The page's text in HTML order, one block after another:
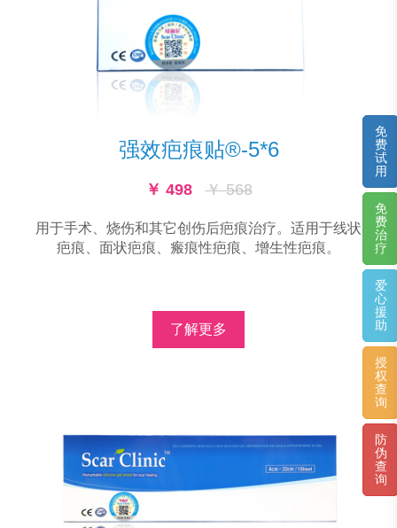
强效疤痕贴®-5*6
￥ 498 ￥ 568
用于手术、烧伤和其它创伤后疤痕治疗。适用于线状
疤痕、面状疤痕、瘢痕性疤痕、增生性疤痕。
了解更多
免
费
试
用
免
费
治
疗
爱
心
援
助
授
权
查
询
防
伪
查
询